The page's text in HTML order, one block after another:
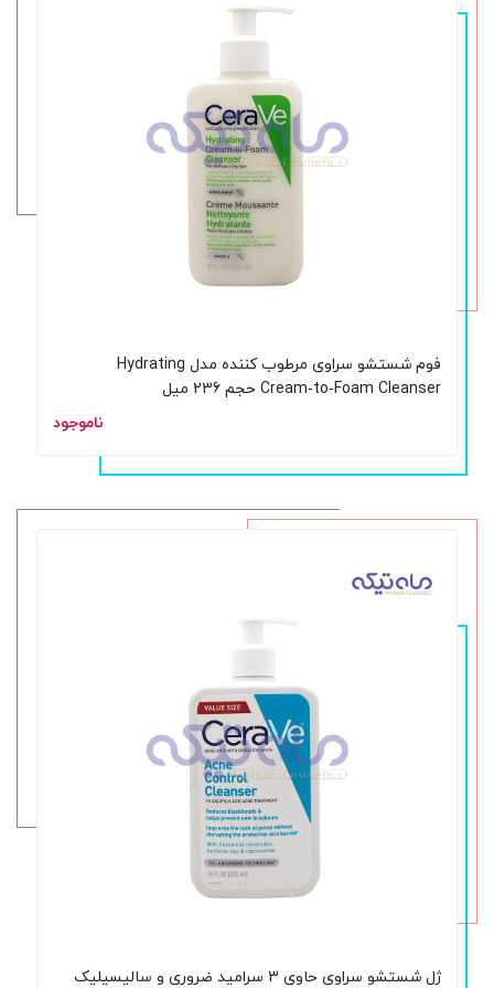
فوم شستشو سراوی مرطوب کننده مدل Hydrating
Cream‑to‑Foam Cleanser حجم 236 میل
ناموجود
ژل شستشو سراوی حاوی 3 سرامید ضروری و سالیسیلیک